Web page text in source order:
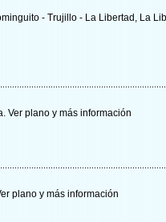
- Trujillo - La Libertad, La
Ver plano y más información
plano y más información